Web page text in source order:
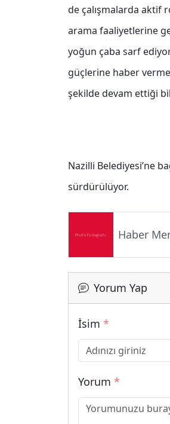
de çalışmalarda aktif
arama faaliyetlerine
yoğun çaba sarf
güçlerine haber
şekilde devam ettiği
Nazilli Belediyesi’ne
sürdürülüyor.
Haber
Yorum Yap
İsim *
Yorum *